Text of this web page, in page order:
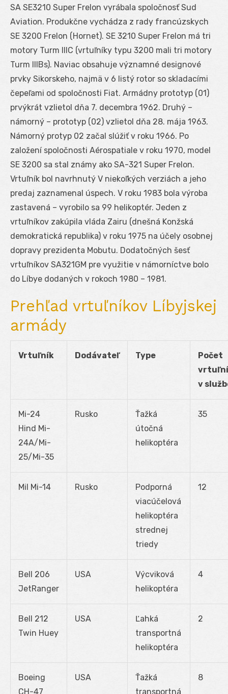
SA SE3210 Super Frelon vyrábala spoločnosť Sud
Aviation. Produkčne vychádza z rady francúzskych
SE 3200 Frelon (Hornet). SE 3210 Super Frelon má tri
motory Turm IIIC (vrtuľníky typu 3200 mali tri motory
Turm IIIBs). Naviac obsahuje významné designové
prvky Sikorskeho, najmä v 6 listý rotor so skladacími
čepeľami od spoločnosti Fiat. Armádny prototyp (01)
prvýkrát vzlietol dňa 7. decembra 1962. Druhý –
námorný – prototyp (02) vzlietol dňa 28. mája 1963.
Námorný protyp 02 začal slúžiť v roku 1966. Po
založení spoločnosti Aérospatiale v roku 1970, model
SE 3200 sa stal známy ako SA-321 Super Frelon.
Vrtuľník bol navrhnutý V niekoľkých verziách a jeho
predaj zaznamenal úspech. V roku 1983 bola výroba
zastavená – vyrobilo sa 99 helikoptér. Jeden z
vrtuľníkov zakúpila vláda Zairu (dnešná Konžská
demokratická republika) v roku 1975 na účely osobnej
dopravy prezidenta Mobutu. Dodatočných šesť
vrtuľníkov SA321GM pre využitie v námorníctve bolo
do Líbye dodaných v rokoch 1980 – 1981.
Prehľad vrtuľníkov Líbyjskej
armády
Vrtuľník Dodávateľ Type
Počet
v
Mi-24
Hind Mi-
24A/Mi-
25/Mi-35
Rusko
Ťažká
útočná
helikoptéra
35
Mil Mi-14 Rusko
Podporná
viacúčelová
helikoptéra
strednej
triedy
12
Bell 206
JetRanger
USA
Výcviková
helikoptéra
4
Bell 212
Twin Huey
USA
Ľahká
transportná
helikoptéra
2
Boeing
CH-47
USA
Ťažká
transportná
8